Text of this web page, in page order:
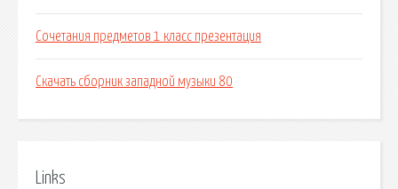
Сочетания предметов 1 класс презентация
Скачать сборник западной музыки 80
Links